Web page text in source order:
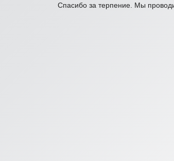
Спасибо за терпение. Мы